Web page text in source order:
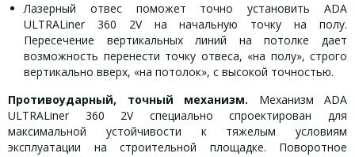
Лазерный отвес поможет точно установить ADA
ULTRALiner 360 2V на начальную точку на полу.
Пересечение вертикальных линий на потолке дает
возможность перенести точку отвеса, «на полу», строго
вертикально вверх, «на потолок», с высокой точностью.
Противоударный, точный механизм. Механизм ADA
ULTRALiner 360 2V специально спроектирован для
максимальной устойчивости к тяжелым условиям
эксплуатации на строительной площадке. Поворотное